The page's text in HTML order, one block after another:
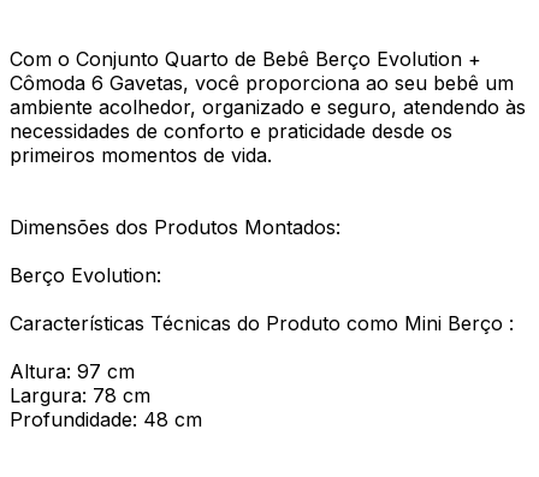
Com o Conjunto Quarto de Bebê Berço Evolution +
Cômoda 6 Gavetas, você proporciona ao seu bebê um
ambiente acolhedor, organizado e seguro, atendendo às
necessidades de conforto e praticidade desde os
primeiros momentos de vida.
Dimensões dos Produtos Montados:
Berço Evolution:
Características Técnicas do Produto como Mini Berço :
Altura: 97 cm
Largura: 78 cm
Profundidade: 48 cm